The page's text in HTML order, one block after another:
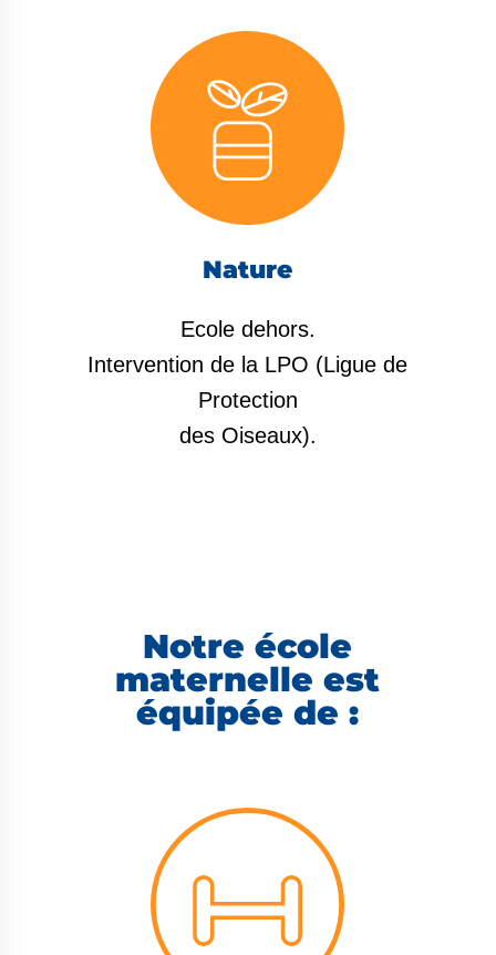
Nature
Ecole dehors.
Intervention de la LPO (Ligue de
Protection
des Oiseaux).
Notre école
maternelle est
équipée de :